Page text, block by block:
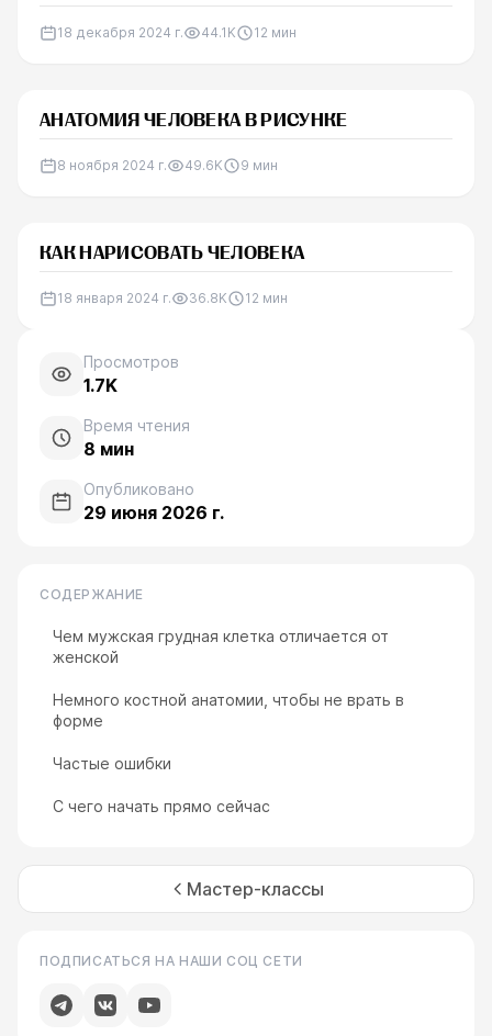
18 декабря 2024 г. 44.1K 12 мин
АНАТОМИЯ ЧЕЛОВЕКА В РИСУНКЕ
8 ноября 2024 г. 49.6K 9 мин
КАК НАРИСОВАТЬ ЧЕЛОВЕКА
18 января 2024 г. 36.8K 12 мин
Просмотров
1.7K
Время чтения
8 мин
Опубликовано
29 июня 2026 г.
СОДЕРЖАНИЕ
Чем мужская грудная клетка отличается от
женской
Немного костной анатомии, чтобы не врать в
форме
Частые ошибки
С чего начать прямо сейчас
Мастер-классы
ПОДПИСАТЬСЯ НА НАШИ СОЦ СЕТИ